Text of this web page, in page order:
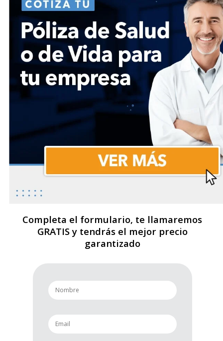
Completa el formulario, te llamaremos
GRATIS y tendrás el mejor precio
garantizado
n
a
e
*
e
m